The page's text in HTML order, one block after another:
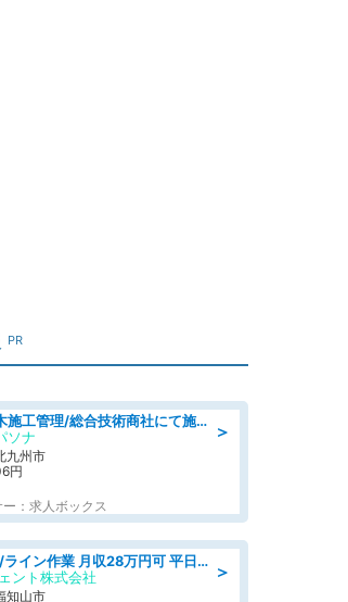
PR
＞
工事・土木施工管理/総合技術商社にて施工管理のお仕事/即日勤務可/車通勤可/工事・土木施工管理/生産・品質管理
ソナ
九州市
円
ー：求人ボックス
＞
検査/検品/ライン作業 月収28万円可 平日休み 車両バッテリーのケースの検査など
ント株式会社
知山市